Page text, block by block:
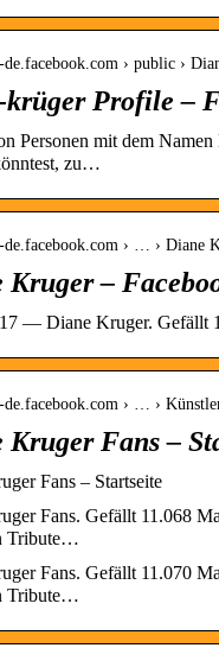
› public ›
krüger Profile –
Personen mit dem
zu…
de.facebook.com › … › Diane
Kruger –
— Diane Kruger. Gefällt
de.facebook.com › … ›
Kruger Fans –
Fans – Startseite
Fans. Gefällt 11.068
Tribute…
Fans. Gefällt 11.070
Tribute…